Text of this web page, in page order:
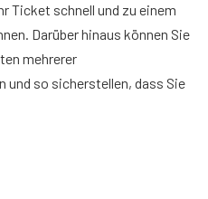
Ticket schnell und zu einem
Darüber hinaus können Sie
mehrerer
und so sicherstellen, dass Sie